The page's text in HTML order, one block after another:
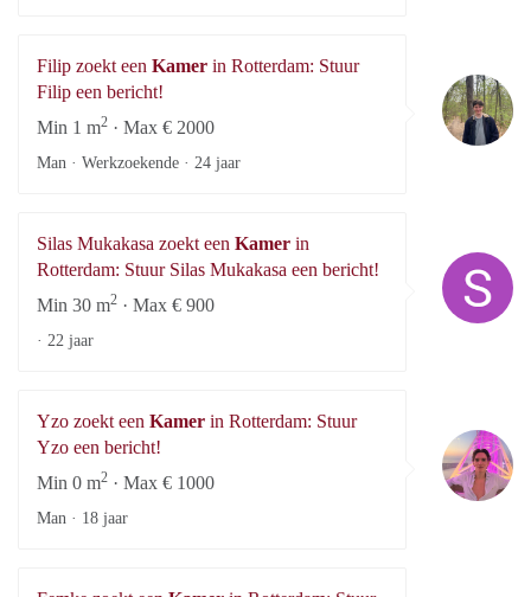
Filip zoekt een Kamer in Rotterdam: Stuur
Filip een bericht!
Min 1 m2 · Max € 2000
Man · Werkzoekende · 24 jaar
Silas Mukakasa zoekt een Kamer in
Rotterdam: Stuur Silas Mukakasa een bericht!
Min 30 m2 · Max € 900
· 22 jaar
Yzo zoekt een Kamer in Rotterdam: Stuur
Yzo een bericht!
Min 0 m2 · Max € 1000
Man · 18 jaar